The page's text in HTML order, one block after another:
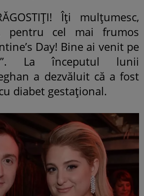
Îți mulțumesc,
pentru cel mai frumos
Day! Bine ai venit pe
La începutul lunii
a dezvăluit că a fost
diabet gestațional.